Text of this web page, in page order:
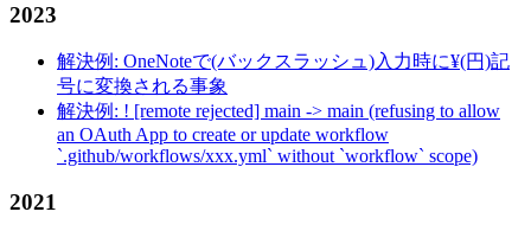
2023
解決例: OneNoteで(バックスラッシュ)入力時に¥(円)記
号に変換される事象
解決例: ! [remote rejected] main -> main (refusing to allow
an OAuth App to create or update workflow
`.github/workflows/xxx.yml` without `workflow` scope)
2021